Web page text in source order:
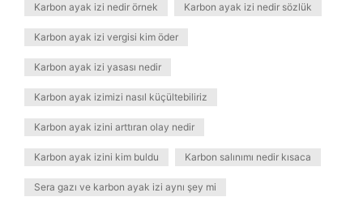
Karbon ayak izi nedir örnek Karbon ayak izi nedir sözlük
Karbon ayak izi vergisi kim öder
Karbon ayak izi yasası nedir
Karbon ayak izimizi nasıl küçültebiliriz
Karbon ayak izini arttıran olay nedir
Karbon ayak izini kim buldu Karbon salınımı nedir kısaca
Sera gazı ve karbon ayak izi aynı şey mi